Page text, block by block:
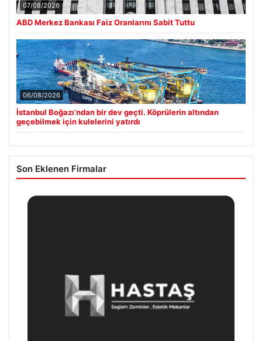
07/08/2026
ABD Merkez Bankası Faiz Oranlarını Sabit Tuttu
06/08/2026
İstanbul Boğazı’ndan bir dev geçti. Köprülerin altından
geçebilmek için kulelerini yatırdı
Son Eklenen Firmalar